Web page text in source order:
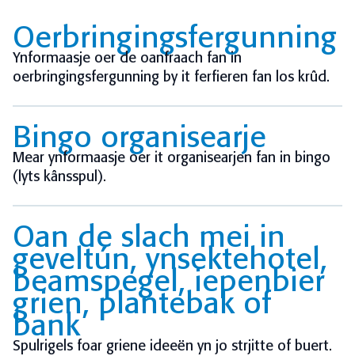
Oerbringingsfergunning
Ynformaasje oer de oanfraach fan in
oerbringingsfergunning by it ferfieren fan los krûd.
Bingo organisearje
Mear ynformaasje oer it organisearjen fan in bingo
(lyts kânsspul).
Oan de slach mei in
geveltún, ynsektehotel,
beamspegel, iepenbier
grien, plantebak of
bank
Spulrigels foar griene ideeën yn jo strjitte of buert.